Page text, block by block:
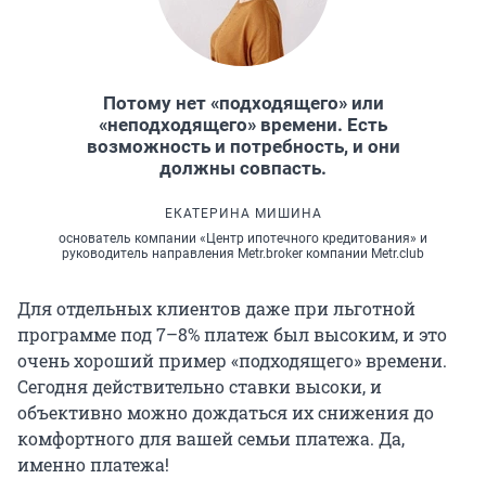
Потому нет «подходящего» или
«неподходящего» времени. Есть
возможность и потребность, и они
должны совпасть.
ЕКАТЕРИНА МИШИНА
основатель компании «Центр ипотечного кредитования» и
руководитель направления Metr.broker компании Metr.club
Для отдельных клиентов даже при льготной
программе под 7–8% платеж был высоким, и это
очень хороший пример «подходящего» времени.
Сегодня действительно ставки высоки, и
объективно можно дождаться их снижения до
комфортного для вашей семьи платежа. Да,
именно платежа!